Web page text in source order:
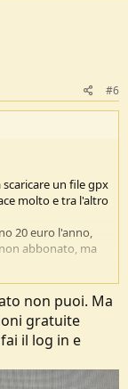
#6
un file gpx
molto e tra l'altro
20 euro l'anno,
abbonato, ma
organizzare, in
se ne porto 2 litri
fanno in fretta a
non puoi. Ma
gratuite
il log in e